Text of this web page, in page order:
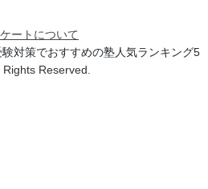
ートについて
対策でおすすめの塾人気ランキング5
Rights Reserved.